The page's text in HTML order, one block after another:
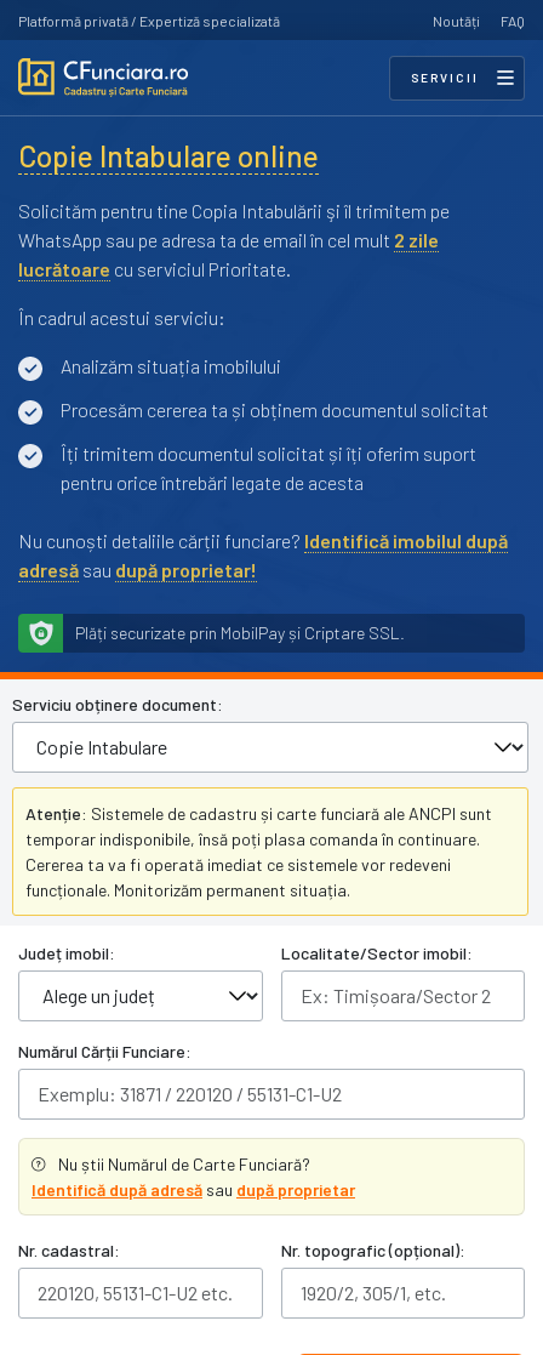
Platformă privată / Expertiză specializată Noutăți FAQ
SERVICII
Copie Intabulare online
Solicităm pentru tine Copia Intabulării şi îl trimitem pe
WhatsApp sau pe adresa ta de email în cel mult 2 zile
lucrătoare cu serviciul Prioritate.
În cadrul acestui serviciu:
Analizăm situația imobilului
Procesăm cererea ta și obținem documentul solicitat
Îți trimitem documentul solicitat și îți oferim suport
pentru orice întrebări legate de acesta
Nu cunoști detaliile cărții funciare? Identifică imobilul după
adresă sau după proprietar!
Plăți securizate prin MobilPay și Criptare SSL.
Serviciu obținere document:
Atenție: Sistemele de cadastru și carte funciară ale ANCPI sunt
temporar indisponibile, însă poți plasa comanda în continuare.
Cererea ta va fi operată imediat ce sistemele vor redeveni
funcționale. Monitorizăm permanent situația.
Județ imobil: Localitate/Sector imobil:
Numărul Cărții Funciare:
Nu știi Numărul de Carte Funciară?
Identifică după adresă sau după proprietar
Nr. cadastral: Nr. topografic (opțional):